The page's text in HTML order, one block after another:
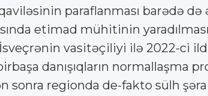
paraflanması barədə də
etimad mühitinin
vasitəçiliyi ilə 2022-ci
danışıqların normallaşma
sonra regionda de-fakto sülh